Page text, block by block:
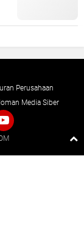
Perusahaan
Media Siber
Raushan